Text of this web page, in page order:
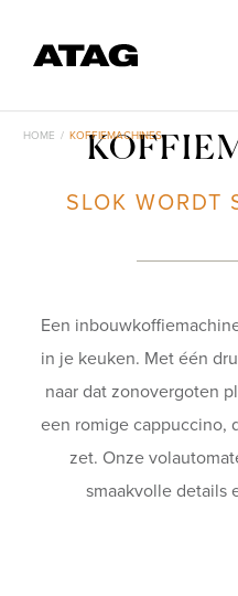
Ontdek ATAG
Inspiratie
Service
HOME / KOFFIEMACHINES
SLOK WORDT
Een
in je keuken. Met één
naar dat zonovergoten
een romige cappuccino,
zet. Onze
smaakvolle details